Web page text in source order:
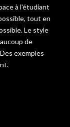
à l'étudiant
tout en
Le style
de
exemples